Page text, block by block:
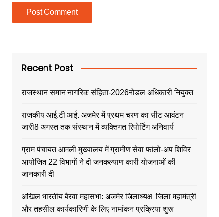
Recent Post
राजस्थान समान नागरिक संहिता-2026नोडल अधिकारी नियुक्त
राजकीय आई.टी.आई. अजमेर में प्रथम चरण का सीट आवंटन
जारी8 अगस्त तक संस्थान में व्यक्तिगत रिपोर्टिंग अनिवार्य
ग्राम पंचायत आमली मुख्यालय में ग्रामीण सेवा फांलो-अप शिविर
आयोजित 22 विभागों ने दी जनकल्याण कारी योजनाओं की
जानकारी दी
अखिल भारतीय बैरवा महासभा: अजमेर जिलाध्यक्ष, जिला महामंत्री
और तहसील कार्यकारिणी के लिए नामांकन प्रक्रिया शुरू